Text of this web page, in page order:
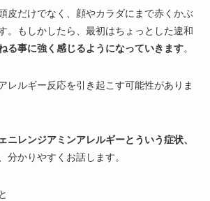
皮だけでなく、顔やカラダにまで赤くかぶ
。もしかしたら、最初はちょっとした違和
る事に強く感じるようになっていきます。
レルギー反応を引き起こす可能性がありま
ニレンジアミンアレルギーとういう症状、
分かりやすくお話します。